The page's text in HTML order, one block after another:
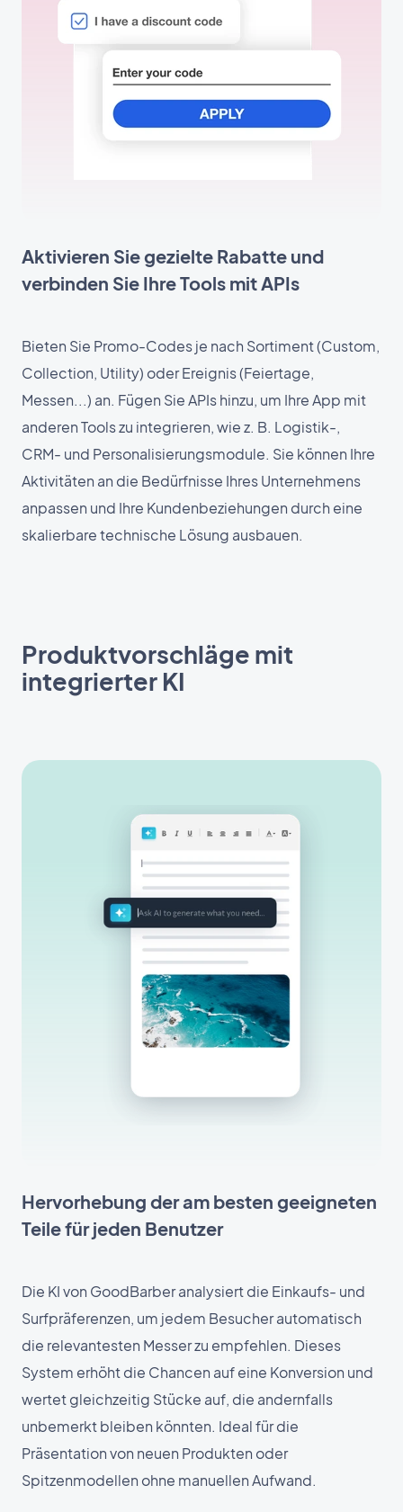
Aktivieren Sie gezielte Rabatte und
verbinden Sie Ihre Tools mit APIs
Bieten Sie Promo-Codes je nach Sortiment (Custom,
Collection, Utility) oder Ereignis (Feiertage,
Messen...) an. Fügen Sie APIs hinzu, um Ihre App mit
anderen Tools zu integrieren, wie z. B. Logistik-,
CRM- und Personalisierungsmodule. Sie können Ihre
Aktivitäten an die Bedürfnisse Ihres Unternehmens
anpassen und Ihre Kundenbeziehungen durch eine
skalierbare technische Lösung ausbauen.
Produktvorschläge mit
integrierter KI
Hervorhebung der am besten geeigneten
Teile für jeden Benutzer
Die KI von GoodBarber analysiert die Einkaufs- und
Surfpräferenzen, um jedem Besucher automatisch
die relevantesten Messer zu empfehlen. Dieses
System erhöht die Chancen auf eine Konversion und
wertet gleichzeitig Stücke auf, die andernfalls
unbemerkt bleiben könnten. Ideal für die
Präsentation von neuen Produkten oder
Spitzenmodellen ohne manuellen Aufwand.